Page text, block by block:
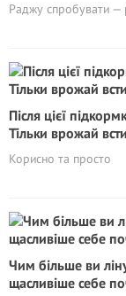
Раджу спробувати —
Після цієї
Тільки врожай
Корисно та просто
Чим більше ви
щасливіше себе